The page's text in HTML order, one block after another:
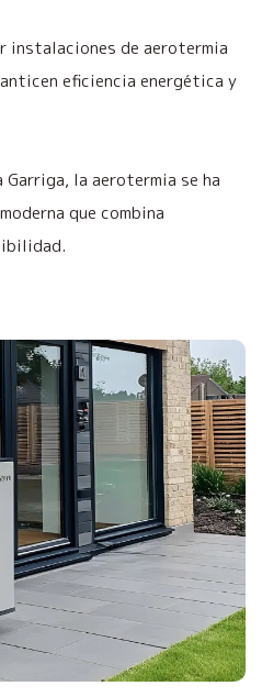
de aerotermia
eficiencia energética y
Garriga, la aerotermia se ha
que combina